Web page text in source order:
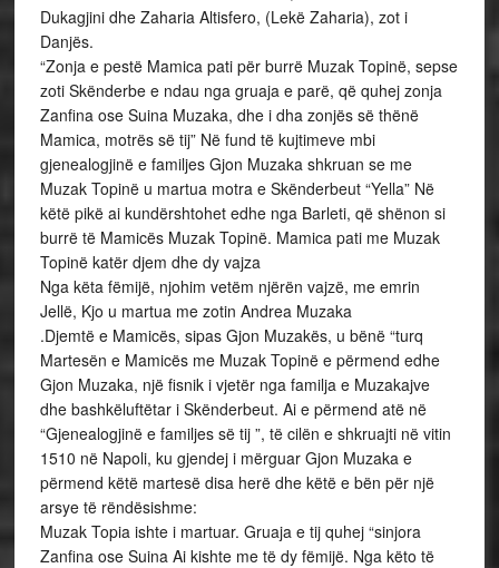
Dukagjini dhe Zaharia Altisfero, (Lekë Zaharia), zot i
Danjës.
“Zonja e pestë Mamica pati për burrë Muzak Topinë, sepse
zoti Skënderbe e ndau nga gruaja e parë, që quhej zonja
Zanfina ose Suina Muzaka, dhe i dha zonjës së thënë
Mamica, motrës së tij” Në fund të kujtimeve mbi
gjenealogjinë e familjes Gjon Muzaka shkruan se me
Muzak Topinë u martua motra e Skënderbeut “Yella” Në
këtë pikë ai kundërshtohet edhe nga Barleti, që shënon si
burrë të Mamicës Muzak Topinë. Mamica pati me Muzak
Topinë katër djem dhe dy vajza
Nga këta fëmijë, njohim vetëm njërën vajzë, me emrin
Jellë, Kjo u martua me zotin Andrea Muzaka
.Djemtë e Mamicës, sipas Gjon Muzakës, u bënë “turq
Martesën e Mamicës me Muzak Topinë e përmend edhe
Gjon Muzaka, një fisnik i vjetër nga familja e Muzakajve
dhe bashkëluftëtar i Skënderbeut. Ai e përmend atë në
“Gjenealogjinë e familjes së tij ”, të cilën e shkruajti në vitin
1510 në Napoli, ku gjendej i mërguar Gjon Muzaka e
përmend këtë martesë disa herë dhe këtë e bën për një
arsye të rëndësishme:
Muzak Topia ishte i martuar. Gruaja e tij quhej “sinjora
Zanfina ose Suina Ai kishte me të dy fëmijë. Nga këto të